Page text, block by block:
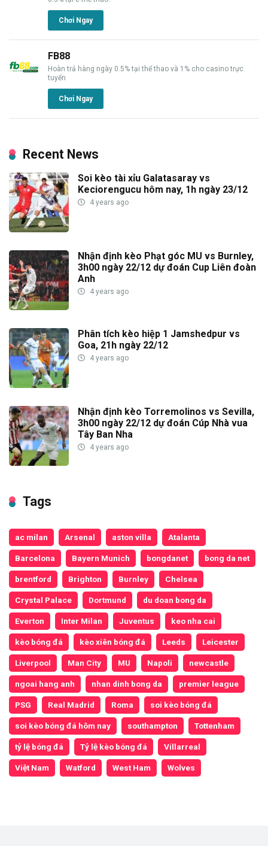
Chơi Ngay
FB88
Hoàn trả hàng ngày 0.5% tại thể thao và 1% cho casino trực
tuyến
Chơi Ngay
Recent News
Soi kèo tài xỉu Galatasaray vs
Keciorengucu hôm nay, 1h ngày 23/12
4 years ago
Nhận định kèo Phạt góc MU vs Burnley,
3h00 ngày 22/12 dự đoán Cup Liên đoàn
Anh
4 years ago
Phân tích kèo hiệp 1 Jamshedpur vs
Goa, 21h ngày 22/12
4 years ago
Nhận định kèo Torremolinos vs Sevilla,
3h00 ngày 22/12 dự đoán Cúp Nhà vua
Tây Ban Nha
4 years ago
Tags
ac milan Arsenal aston villa Atalanta
Barcelona Bayern Munich bongdanet bong da net
brentford Brighton Burnley Chelsea
Crystal Palace Dortmund du doan bong da
Everton Inter Milan Juventus keo nha cai
kèo bóng đá kèo xiên bóng đá Leeds Leicester
Liverpool Man City MU Napoli newcastle
ngoai hang anh nhan dinh bong da premier league
PSG Real Madrid Roma soi kèo bóng đá
soi kèo bóng đá hôm nay southampton Tottenham
tỷ lệ bóng đá Tỷ lệ kèo bóng đá Villarreal
Việt Nam Watford West Ham Wolves